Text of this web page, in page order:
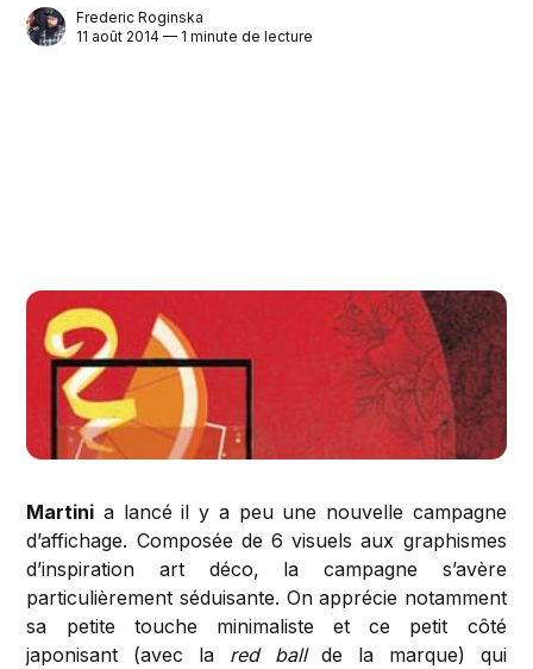
Frederic Roginska
11 août 2014 — 1 minute de lecture
Martini a lancé il y a peu une nouvelle campagne
d’affichage. Composée de 6 visuels aux graphismes
d’inspiration art déco, la campagne s’avère
particulièrement séduisante. On apprécie notamment
sa petite touche minimaliste et ce petit côté
japonisant (avec la red ballde la marque) qui